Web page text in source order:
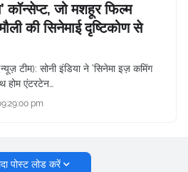
कॉन्सेप्ट, जो मशहूर फिल्म
की सिनेमाई दृष्टिकोण से
टीम): सोनी इंडिया ने 'सिनेमा इज़ कमिंग
होम एंटरटेन…
pm
पोस्ट लोड करें